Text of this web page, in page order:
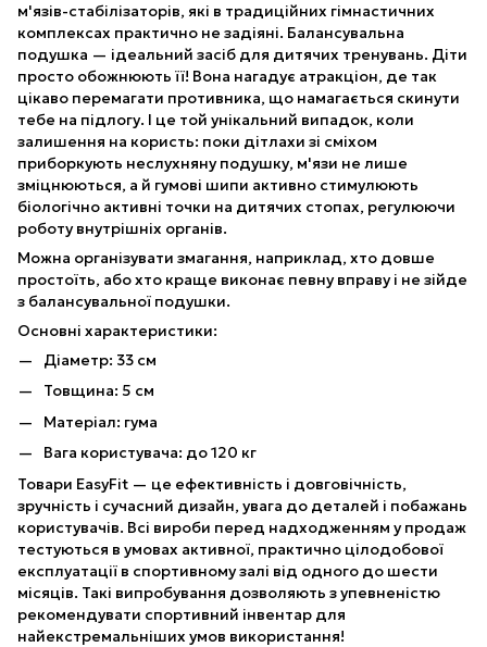
м'язів-стабілізаторів, які в традиційних гімнастичних
комплексах практично не задіяні. Балансувальна
подушка — ідеальний засіб для дитячих тренувань. Діти
просто обожнюють її! Вона нагадує атракціон, де так
цікаво перемагати противника, що намагається скинути
тебе на підлогу. І це той унікальний випадок, коли
залишення на користь: поки дітлахи зі сміхом
приборкують неслухняну подушку, м'язи не лише
зміцнюються, а й гумові шипи активно стимулюють
біологічно активні точки на дитячих стопах, регулюючи
роботу внутрішніх органів.
Можна організувати змагання, наприклад, хто довше
простоїть, або хто краще виконає певну вправу і не зійде
з балансувальної подушки.
Основні характеристики:
Діаметр: 33 см
Товщина: 5 см
Матеріал: гума
Вага користувача: до 120 кг
Товари EasyFit — це ефективність і довговічність,
зручність і сучасний дизайн, увага до деталей і побажань
користувачів. Всі вироби перед надходженням у продаж
тестуються в умовах активної, практично цілодобової
експлуатації в спортивному залі від одного до шести
місяців. Такі випробування дозволяють з упевненістю
рекомендувати спортивний інвентар для
найекстремальніших умов використання!